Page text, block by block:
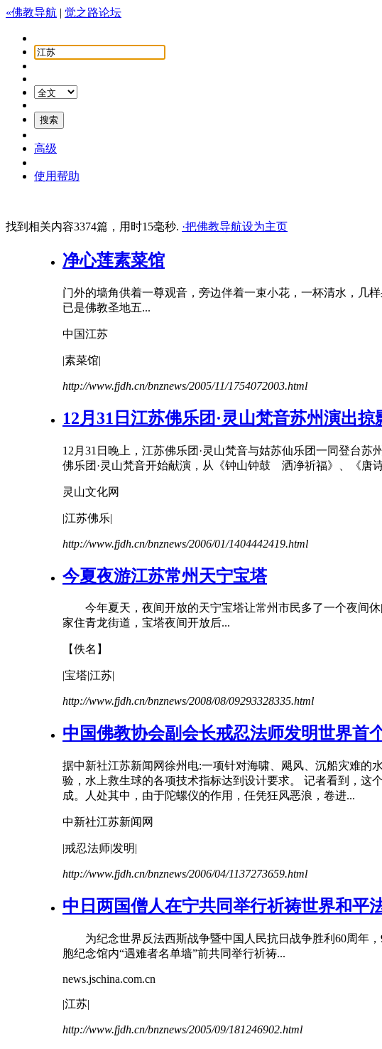
«佛教导航 | 觉之路论坛
高级
使用帮助
找到相关内容3374篇，用时15毫秒. ·把佛教导航设为主页
净心莲素菜馆
门外的墙角供着一尊观音，旁边伴着一束小花，一杯清水，
已是佛教圣地五...
中国江苏
|素菜馆|
http://www.fjdh.cn/bnznews/2005/11/1754072003.html
12月31日 江苏佛乐团·灵山梵音苏州演出掠
12月31日晚上， 江苏佛乐团·灵山梵音与姑苏仙乐团一同登台苏
佛乐团·灵山梵音开始献演，从《钟山钟鼓 洒净祈福》、《
灵山文化网
|江苏佛乐|
http://www.fjdh.cn/bnznews/2006/01/1404442419.html
今夏夜游江苏常州天宁宝塔
今年夏天，夜间开放的天宁宝塔让常州市民多了一个夜间
家住青龙街道，宝塔夜间开放后...
【佚名】
|宝塔|江苏|
http://www.fjdh.cn/bnznews/2008/08/09293328335.html
中国佛教协会副会长戒忍法师发明世界首
据中新社江苏新闻网徐州电:一项针对海啸、飓风、沉船灾难
验，水上救生球的各项技术指标达到设计要求。 记者看到，这
成。人处其中，由于陀螺仪的作用，任凭狂风恶浪，卷进...
中新社江苏新闻网
|戒忍法师|发明|
http://www.fjdh.cn/bnznews/2006/04/1137273659.html
中日两国僧人在宁共同举行祈祷世界和平
为纪念世界反法西斯战争暨中国人民抗日战争胜利60周年，
胞纪念馆内“遇难者名单墙”前共同举行祈祷...
news.jschina.com.cn
|江苏|
http://www.fjdh.cn/bnznews/2005/09/181246902.html